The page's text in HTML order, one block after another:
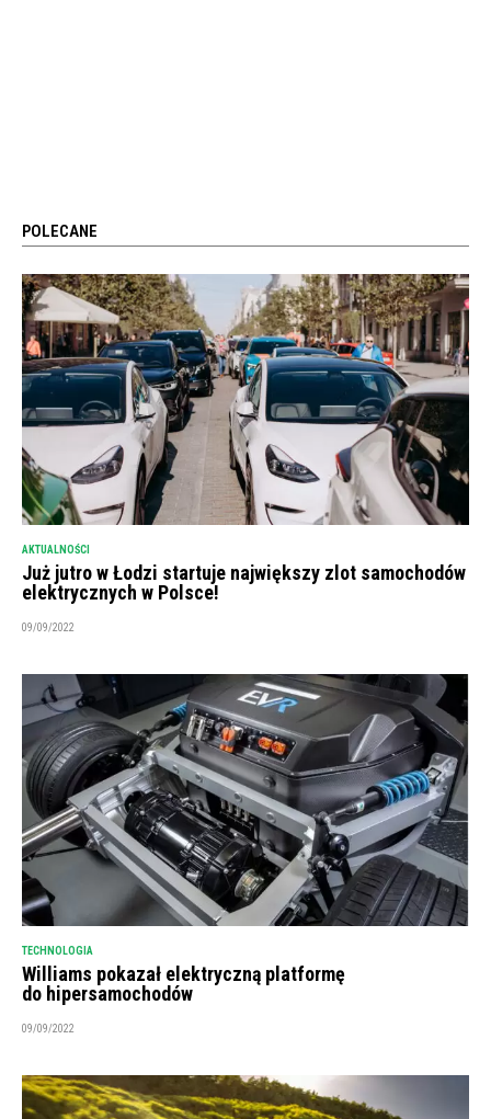
POLECANE
AKTUALNOŚCI
Już jutro w Łodzi startuje największy zlot samochodów
elektrycznych w Polsce!
09/09/2022
TECHNOLOGIA
Williams pokazał elektryczną platformę
do hipersamochodów
09/09/2022